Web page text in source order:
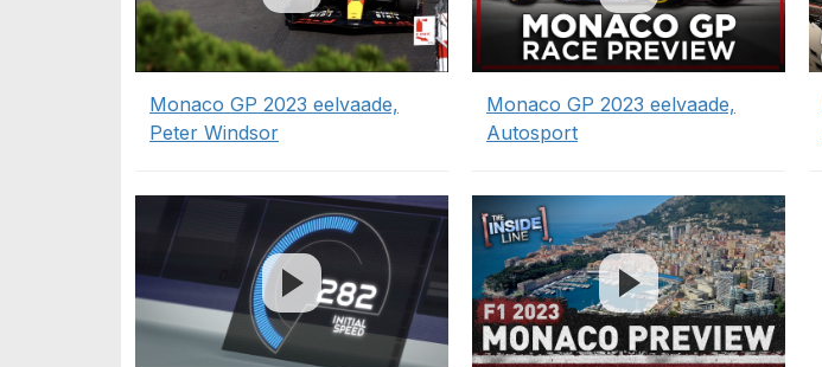
Monaco GP 2023 eelvaade,
Peter Windsor
Monaco GP 2023 eelvaade,
Autosport